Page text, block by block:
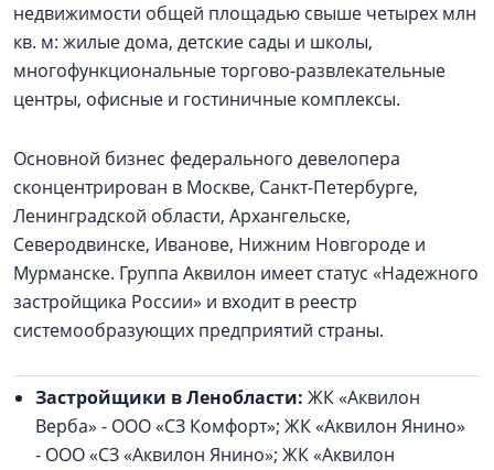
недвижимости общей площадью свыше четырех млн
кв. м: жилые дома, детские сады и школы,
многофункциональные торгово-развлекательные
центры, офисные и гостиничные комплексы.
Основной бизнес федерального девелопера
сконцентрирован в Москве, Санкт-Петербурге,
Ленинградской области, Архангельске,
Северодвинске, Иванове, Нижним Новгороде и
Мурманске. Группа Аквилон имеет статус «Надежного
застройщика России» и входит в реестр
системообразующих предприятий страны.
Застройщики в Ленобласти: ЖК «Аквилон
Верба» - ООО «СЗ Комфорт»; ЖК «Аквилон Янино»
- ООО «СЗ «Аквилон Янино»; ЖК «Аквилон